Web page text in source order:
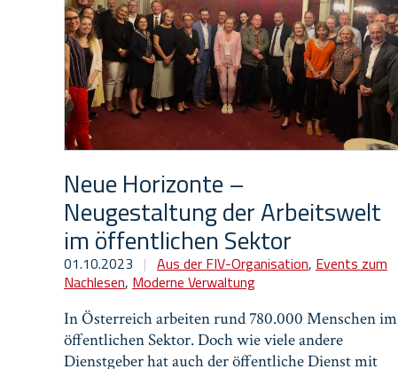
Neue Horizonte –
Neugestaltung der Arbeitswelt
im öffentlichen Sektor
01.10.2023 | Aus der FIV-Organisation, Events zum
Nachlesen, Moderne Verwaltung
In Österreich arbeiten rund 780.000 Menschen im
öffentlichen Sektor. Doch wie viele andere
Dienstgeber hat auch der öffentliche Dienst mit